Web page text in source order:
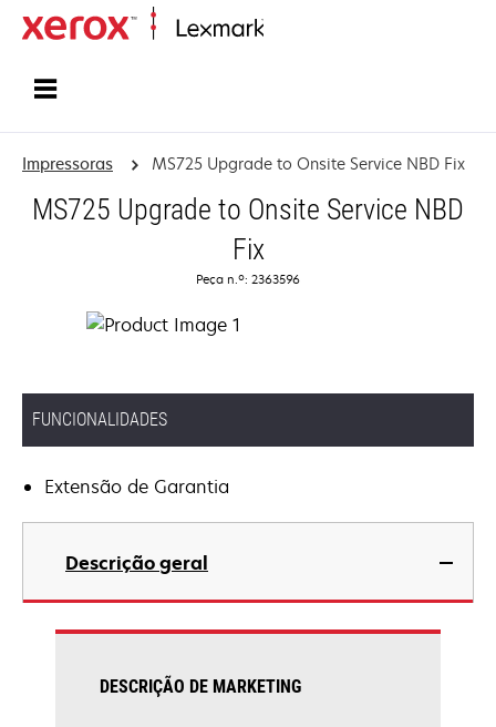
Impressoras MS725 Upgrade to Onsite Service NBD Fix
MS725 Upgrade to Onsite Service NBD
Fix
Peça n.º: 2363596
FUNCIONALIDADES
Extensão de Garantia
Descrição geral
DESCRIÇÃO DE MARKETING